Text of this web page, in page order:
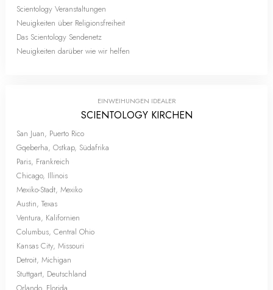
Scientology Veranstaltungen
Neuigkeiten über Religionsfreiheit
Das Scientology Sendenetz
Neuigkeiten darüber wie wir helfen
EINWEIHUNGEN IDEALER
SCIENTOLOGY KIRCHEN
San Juan, Puerto Rico
Gqeberha, Ostkap, Südafrika
Paris, Frankreich
Chicago, Illinois
Mexiko-Stadt, Mexiko
Austin, Texas
Ventura, Kalifornien
Columbus, Central Ohio
Kansas City, Missouri
Detroit, Michigan
Stuttgart, Deutschland